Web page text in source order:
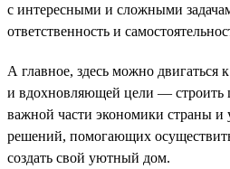
с интересными и сложными
ответственность и
А главное, здесь можно двигаться
и вдохновляющей цели — строить
важной части экономики страны и
решений, помогающих
создать свой уютный дом.